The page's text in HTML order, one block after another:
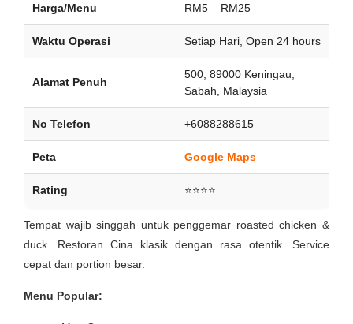
Harga/Menu RM5 – RM25
Waktu Operasi Setiap Hari, Open 24 hours
Alamat Penuh
500, 89000 Keningau,
Sabah, Malaysia
No Telefon +6088288615
Peta Google Maps
Rating ⭐⭐⭐⭐
Tempat wajib singgah untuk penggemar roasted chicken &
duck. Restoran Cina klasik dengan rasa otentik. Service
cepat dan portion besar.
Menu Popular: